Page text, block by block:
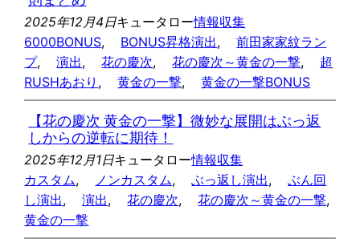
2025年12月4日キュータロー情報収集
6000BONUS, BONUS昇格演出,
前田家家紋ラン
プ, 演出, 花の慶次, 花の慶次～黄金の一撃,
超
RUSHあおり , 黄金の一撃, 黄金の一撃BONUS
【花の慶次 黄金の一撃】微妙な展開はぶっ返
しからの逆転に期待！
2025年12月1日キュータロー情報収集
カスタム, ノンカスタム, ぶっ返し演出,
ぶん回
し演出, 演出, 花の慶次, 花の慶次～黄金の一撃
黄金の一撃